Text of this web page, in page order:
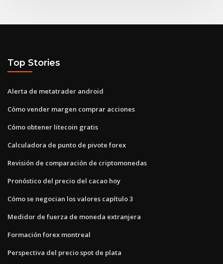
Top Stories
Alerta de metatrader android
Cómo vender margen comprar acciones
Cómo obtener litecoin gratis
Calculadora de punto de pivote forex
Revisión de comparación de criptomonedas
Pronóstico del precio del cacao hoy
Cómo se negocian los valores capítulo 3
Medidor de fuerza de moneda extranjera
Formación forex montreal
Perspectiva del precio spot de plata